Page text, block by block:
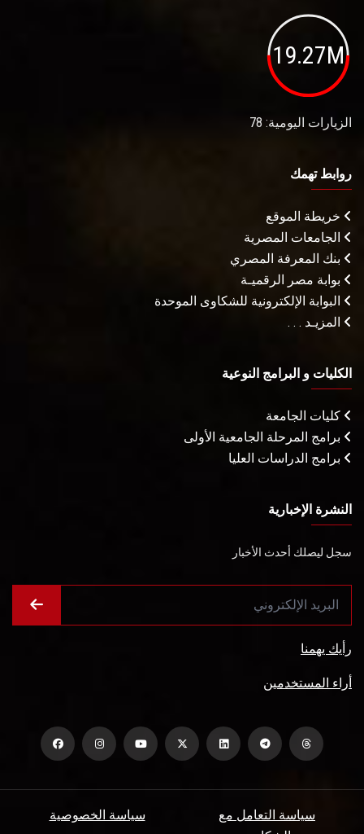
19.27M
الزيارات اليومية: 78
روابط تهمك
خريطة الموقع
الجامعات المصرية
بنك المعرفة المصري
بوابة مصر الرقميـة
البوابة الإلكترونية للشكاوى الموحدة
المزيـد . . .
الكليات و البرامج النوعية
كليات الجامعة
برامج المرحلة الجامعية الأولى
برامج الدراسات العليا
النشرة الإخبارية
سجل ليصلك أحدث الأخبار
رأيك يهمنا
أراء المستخدمين
سياسة الخصوصية
سياسة التعامل مع